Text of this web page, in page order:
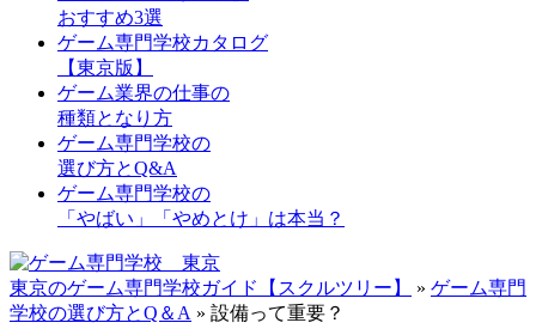
おすすめ3選
ゲーム専門学校カタログ
【東京版】
ゲーム業界の仕事の
種類となり方
ゲーム専門学校の
選び方とQ&A
ゲーム専門学校の
「やばい」「やめとけ」は本当？
東京のゲーム専門学校ガイド【スクルツリー】 » ゲーム専門
学校の選び方とQ＆A » 設備って重要？